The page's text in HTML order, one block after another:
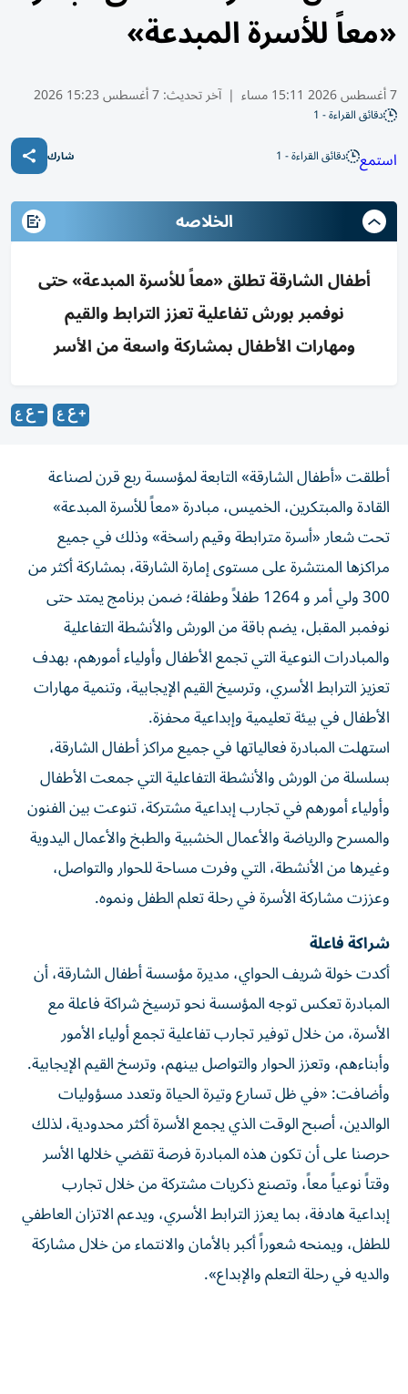
«معاً للأسرة المبدعة»
7 أغسطس 2026 15:11 مساء | آخر تحديث:7 أغسطس 15:23 2026
دقائق القراءة - 1
استمع دقائق القراءة - 1 شارك
الخلاصه
أطفال الشارقة تطلق «معاً للأسرة المبدعة» حتى
نوفمبر بورش تفاعلية تعزز الترابط والقيم
ومهارات الأطفال بمشاركة واسعة من الأسر
أطلقت «أطفال الشارقة» التابعة لمؤسسة ربع قرن لصناعة
القادة والمبتكرين، الخميس، مبادرة «معاً للأسرة المبدعة»
تحت شعار «أسرة مترابطة وقيم راسخة» وذلك في جميع
مراكزها المنتشرة على مستوى إمارة الشارقة، بمشاركة أكثر من
300 ولي أمر و 1264 طفلاً وطفلة؛ ضمن برنامج يمتد حتى
نوفمبر المقبل، يضم باقة من الورش والأنشطة التفاعلية
والمبادرات النوعية التي تجمع الأطفال وأولياء أمورهم، بهدف
تعزيز الترابط الأسري، وترسيخ القيم الإيجابية، وتنمية مهارات
الأطفال في بيئة تعليمية وإبداعية محفزة.
استهلت المبادرة فعالياتها في جميع مراكز أطفال الشارقة،
بسلسلة من الورش والأنشطة التفاعلية التي جمعت الأطفال
وأولياء أمورهم في تجارب إبداعية مشتركة، تنوعت بين الفنون
والمسرح والرياضة والأعمال الخشبية والطبخ والأعمال اليدوية
وغيرها من الأنشطة، التي وفرت مساحة للحوار والتواصل،
وعززت مشاركة الأسرة في رحلة تعلم الطفل ونموه.
شراكة فاعلة
أكدت خولة شريف الحواي، مديرة مؤسسة أطفال الشارقة، أن
المبادرة تعكس توجه المؤسسة نحو ترسيخ شراكة فاعلة مع
الأسرة، من خلال توفير تجارب تفاعلية تجمع أولياء الأمور
وأبناءهم، وتعزز الحوار والتواصل بينهم، وترسخ القيم الإيجابية.
وأضافت: «في ظل تسارع وتيرة الحياة وتعدد مسؤوليات
الوالدين، أصبح الوقت الذي يجمع الأسرة أكثر محدودية، لذلك
حرصنا على أن تكون هذه المبادرة فرصة تقضي خلالها الأسر
وقتاً نوعياً معاً، وتصنع ذكريات مشتركة من خلال تجارب
إبداعية هادفة، بما يعزز الترابط الأسري، ويدعم الاتزان العاطفي
للطفل، ويمنحه شعوراً أكبر بالأمان والانتماء من خلال مشاركة
والديه في رحلة التعلم والإبداع».